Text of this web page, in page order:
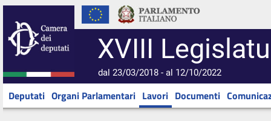
XVIII
dal 23/03/2018 - al 12/10/2022
Deputati Organi Parlamentari Lavori Documenti